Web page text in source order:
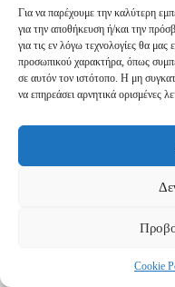
Για να παρέχουμε την καλύτερη
για την αποθήκευση ή/και την
για τις εν λόγω τεχνολογίες θα
προσωπικού χαρακτήρα, όπως
σε αυτόν τον ιστότοπο. Η μη
να επηρεάσει αρνητικά ορισμένες
Cookie